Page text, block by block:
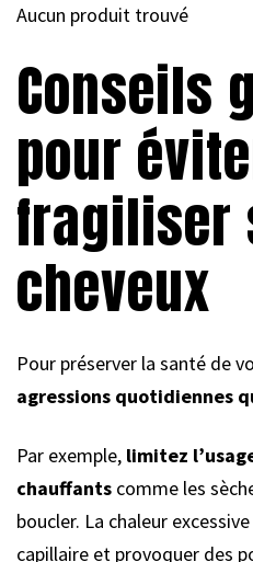
Aucun produit trouvé
Conseils
pour
fragiliser
cheveux
Pour préserver la santé de
agressions quotidiennes
Par exemple, limitez
chauffants comme les
boucler. La chaleur
capillaire et provoquer des